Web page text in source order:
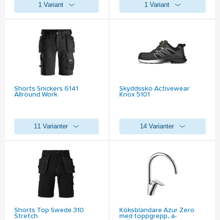
1 Variant 1 Variant
Shorts Snickers 6141
Allround Work
11 Varianter
Skyddssko Activewear
Knox 5101
14 Varianter
Shorts Top Swede 310
Stretch
Köksblandare Azur Zero
med toppgrepp, a-